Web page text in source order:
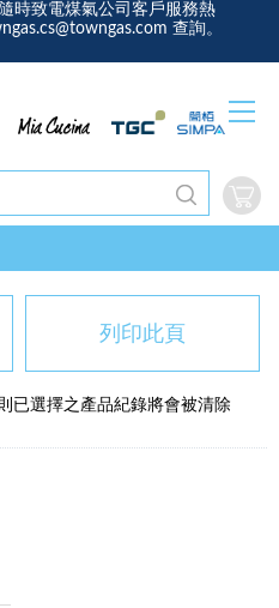
時致電煤氣公司客戶服務熱
查詢。
列印此頁
已選擇之產品紀錄將會被清除